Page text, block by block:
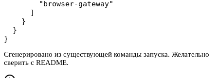
        "browser-gateway"
      ]
    }
  }
}
Сгенерировано из существующей команды запуска. Желательно
сверить с README.